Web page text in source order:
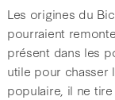
Les origines du
pourraient
présent dans les
utile pour chasser
populaire, il ne